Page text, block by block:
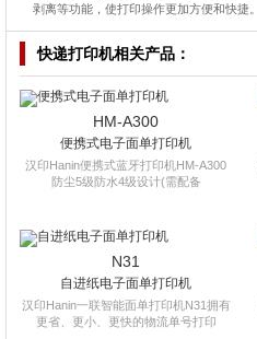
剥离等功能，使打印操作更加方便和快捷。
快递打印机相关产品：
HM-A300
便携式电子面单打印机
汉印Hanin便携式蓝牙打印机HM-A300
防尘5级防水4级设计(需配备
N31
自进纸电子面单打印机
汉印Hanin一联智能面单打印机N31拥有
更省、更小、更快的物流单号打印